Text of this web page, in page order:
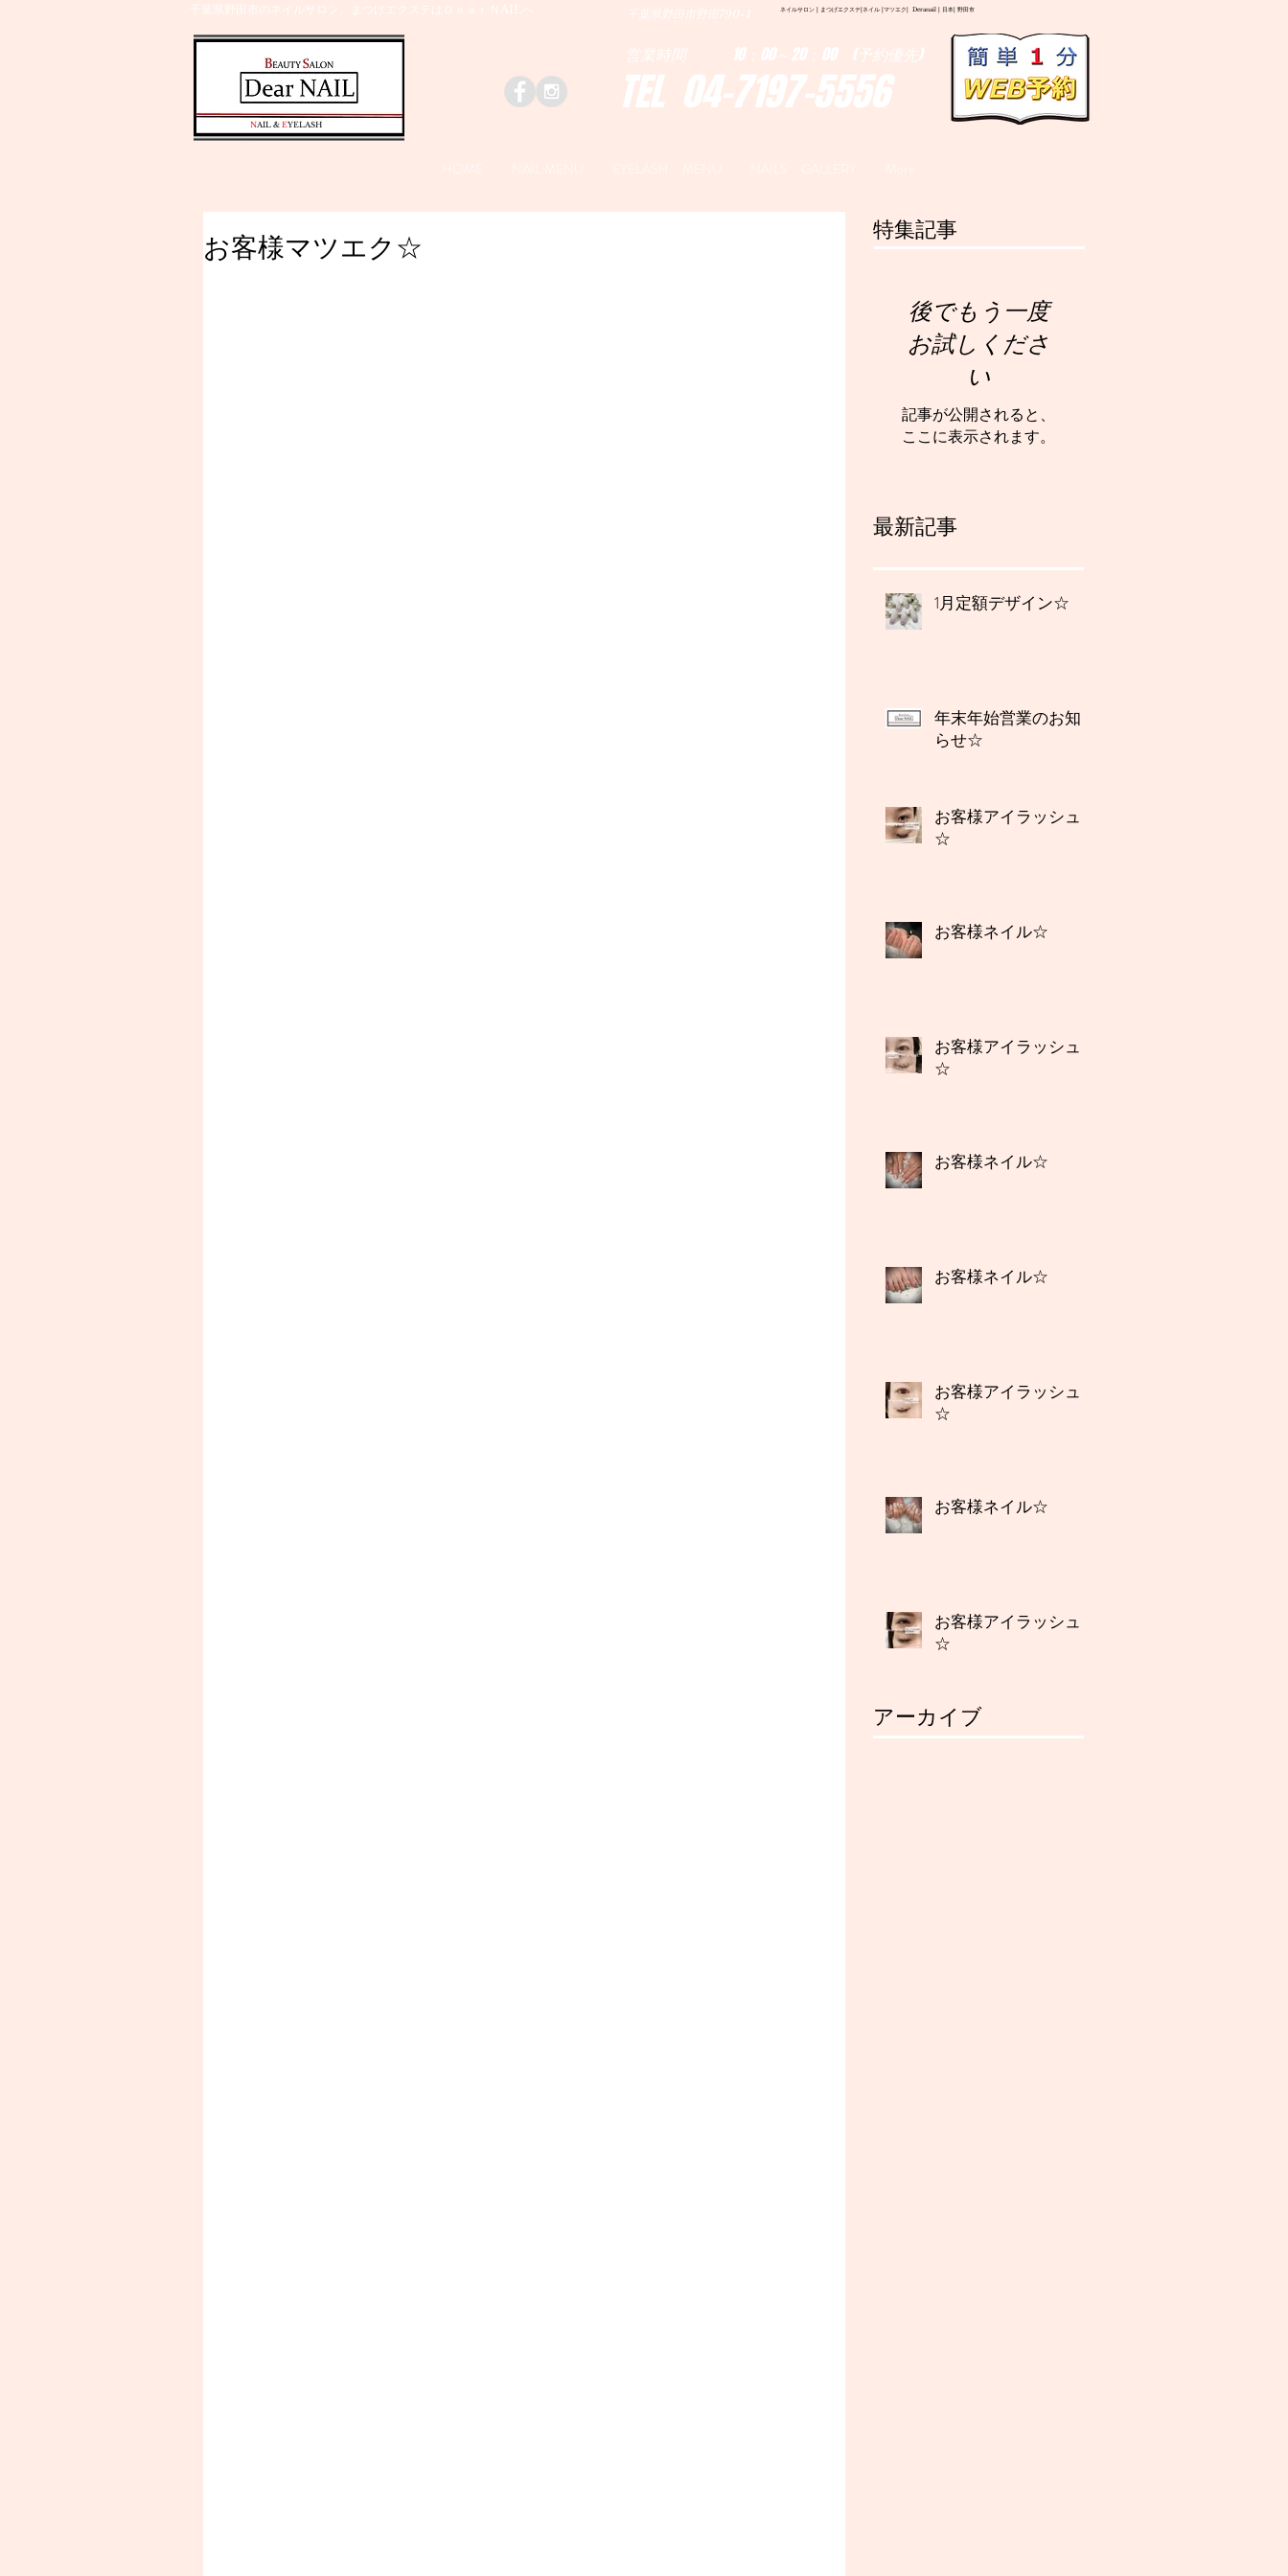
千葉県野田市のネイルサロン、まつげエクステはＤｅａｒＮAILへ ネイルサロン | まつげエクステ|ネイル |マツエク| Deranail | 日本| 野田市
千葉県野田市野田790-1
​NAIL & EYELASH
TEL 04-7197-5556
営業時間 10：00～20：00 (予約優先)
お客様マツエク☆
特集記事
後でもう一度
お試しくださ
い
記事が公開されると、
ここに表示されます。
最新記事
1月定額デザイン☆
年末年始営業のお知
らせ☆
お客様アイラッシュ
☆
お客様ネイル☆
お客様アイラッシュ
☆
お客様ネイル☆
お客様ネイル☆
お客様アイラッシュ
☆
お客様ネイル☆
お客様アイラッシュ
☆
アーカイブ